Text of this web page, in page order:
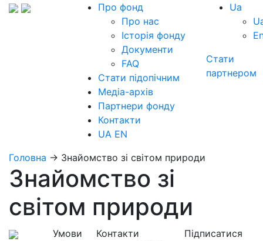
Про фонд
Про нас
Історія фонду
Документи
FAQ
Стати підопічним
Медіа-архів
Партнери фонду
Контакти
UA EN
Ua
Стати
партнером
Головна → Знайомство зі світом природи
Знайомство зі
світом природи
Умови
Контакти
Підписатися